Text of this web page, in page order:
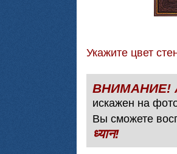
Укажите цвет
искажен на
Вы сможете
ध्यान!